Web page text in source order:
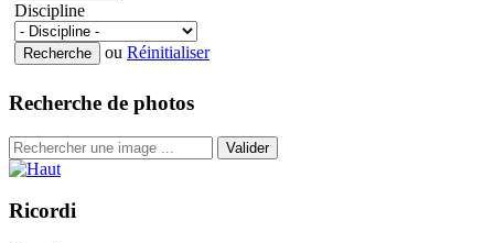
Discipline
ou Réinitialiser
Recherche de photos
Valider
Ricordi